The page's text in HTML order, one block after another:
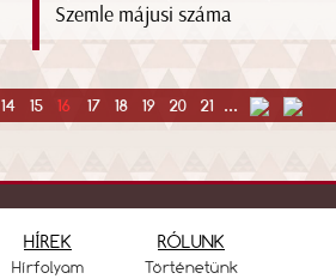
Szemle májusi száma
14 15 16 17 18 19 20 21 ...
HÍREK
Hírfolyam
RÓLUNK
Történetünk